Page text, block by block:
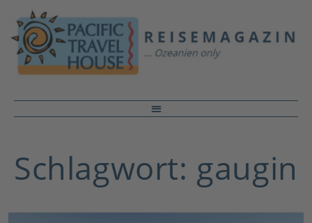
Schlagwort: gaugin